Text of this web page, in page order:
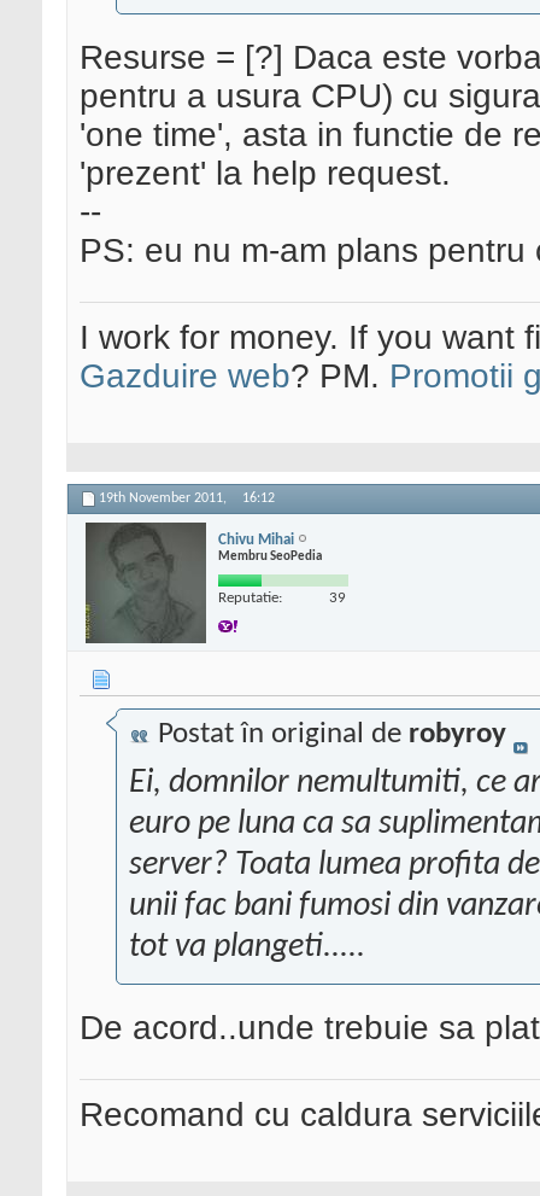
Resurse = [?] Daca este
pentru a usura CPU) cu
'one time', asta in functie de
'prezent' la help request.
--
PS: eu nu m-am plans
I work for money. If you want
Gazduire web? PM. Promotii
19th November 2011, 16:12
Chivu Mihai
Membru SeoPedia
Reputatie: 39
Postat în original de robyroy
Ei, domnilor nemultumiti, ce
euro pe luna ca sa
server? Toata lumea profita
unii fac bani fumosi din
tot va plangeti.....
De acord..unde trebuie sa
Recomand cu caldura